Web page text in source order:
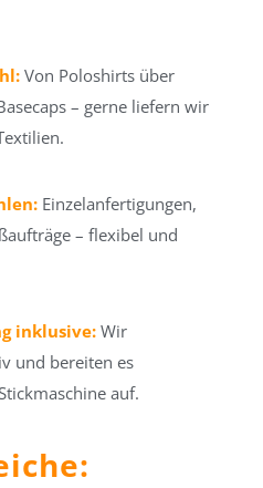
Von Poloshirts über
– gerne liefern wir
Einzelanfertigungen,
– flexibel und
inklusive:Wir
und bereiten es
auf.